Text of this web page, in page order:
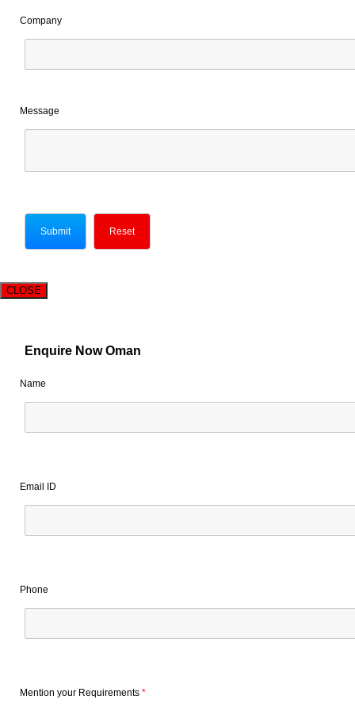
Company
Message
CLOSE
Enquire Now Oman
Name
Email ID
Phone
Mention your Requirements *